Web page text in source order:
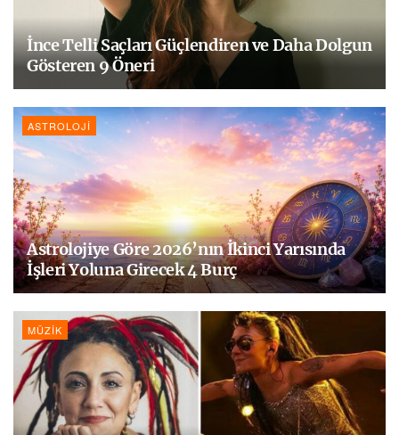
İnce Telli Saçları Güçlendiren ve Daha Dolgun
Gösteren 9 Öneri
ASTROLOJI
Astrolojiye Göre 2026’nın İkinci Yarısında
İşleri Yoluna Girecek 4 Burç
MÜZIK